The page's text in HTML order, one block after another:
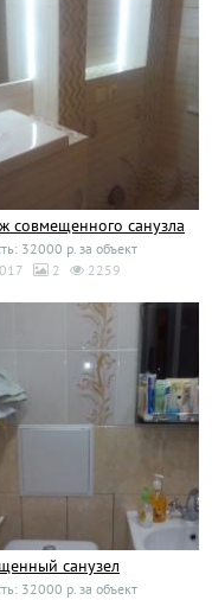
совмещенного санузла
32000 р. за объект
2 2259
санузел
32000 р. за объект